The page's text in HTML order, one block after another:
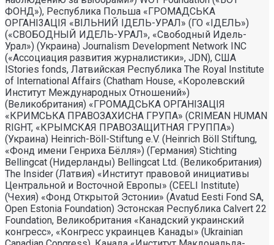
ФОНД»), Республика Польша «ГРОМАДСЬКА
ОРГАНI3АЦIЯ «ВIЛЬНИЙ IДЕЛЬ-УРАЛ» (ГО «IДЕЛЬ»)
(«СВОБОДНЫЙ ИДЕЛЬ-УРАЛ», «Свободный Идель-
Урал») (Украина) Journalism Development Network INC
(«Ассоциация развития журналистики», JDN), США
IStories fonds, Латвийская Республика The Royal Institute
of International Affairs (Chatham House, «Королевский
Институт Международных Отношений»)
(Великобритания) «ГРОМАДСЬКА ОРГАНIЗАЦIЯ
«КРИМСЬКА ПРАВОЗАХИСНА ГРУПА» (CRIMEAN HUMAN
RIGHT, «КРЫМСКАЯ ПРАВОЗАЩИТНАЯ ГРУППА»)
(Украина) Heinrich-Böll-Stiftung e.V. (Heinrich Böll Stiftung,
«Фонд имени Генриха Бёлля») (Германия) Stichting
Bellingcat (Нидерланды) Bellingcat Ltd. (Великобритания)
The Insider (Латвия) «Институт правовой инициативы
Центральной и Восточной Европы» (CEELI Institute)
(Чехия) «Фонд Открытой Эстонии» (Avatud Eesti Fond SA,
Open Estonia Foundation) Эстонская Республика Calvert 22
Foundation, Великобритания «Канадский украинский
конгресс», «Конгресс украинцев Канады» (Ukrainian